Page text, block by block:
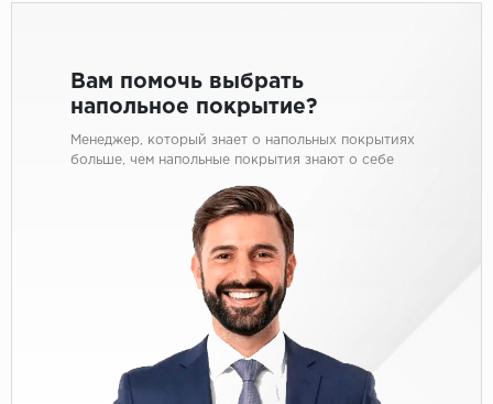
Вам помочь выбрать
напольное покрытие?
Менеджер, который знает о напольных покрытиях
больше, чем напольные покрытия знают о себе